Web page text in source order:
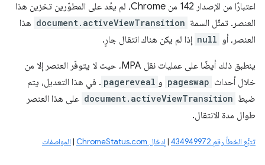
اعتبارًا من الإصدار 142 من Chrome، لم يعُد على المطوّرين تخزين هذا
العنصر. تمثّل السمة document.activeViewTransition هذا
العنصر، أو null إذا لم يكن هناك انتقال جارٍ.
ينطبق ذلك أيضًا على عمليات نقل MPA، حيث لا يتوفّر العنصر إلا من
خلال أحداث pageswap و pagereveal . في هذا التعديل، يتم
ضبط document.activeViewTransition على هذا العنصر
طوال مدة الانتقال.
تتبُّع الخطأ رقم 434949972 |إدخال ChromeStatus.com |المواصفات